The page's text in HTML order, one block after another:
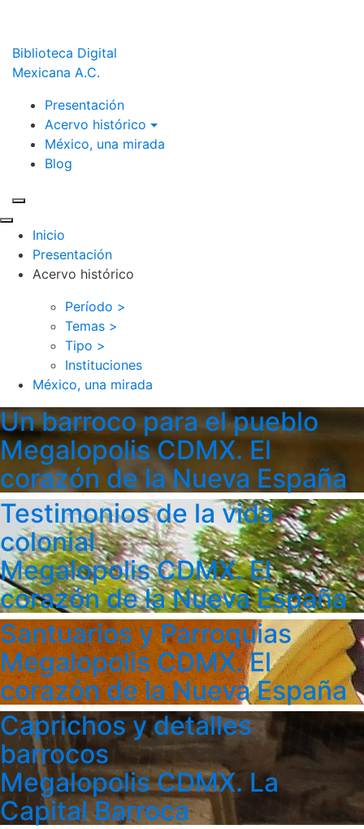
Biblioteca Digital
Mexicana A.C.
Presentación
Acervo histórico
México, una mirada
Blog
Inicio
Presentación
Acervo histórico
Período >
Temas >
Tipo >
Instituciones
México, una mirada
Un barroco para el pueblo
Megalopolis CDMX. El
corazón de la Nueva España
Testimonios de la vida
colonial
Megalopolis CDMX. El
corazón de la Nueva España
Santuarios y Parroquias
Megalopolis CDMX. El
corazón de la Nueva España
Caprichos y detalles
barrocos
Megalopolis CDMX. La
Capital Barroca